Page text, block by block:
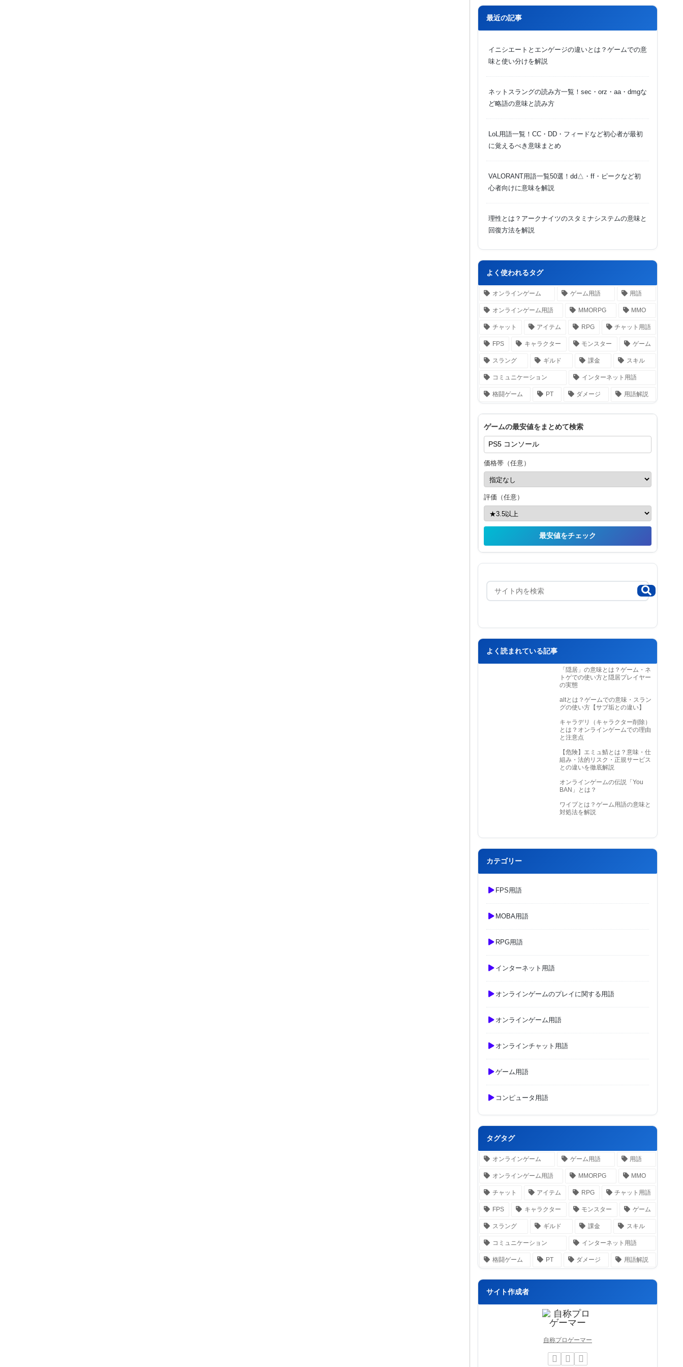
最近の記事
イニシエートとエンゲージの違いとは？ゲームでの意
味と使い分けを解説
ネットスラングの読み方一覧！sec・orz・aa・dmgな
ど略語の意味と読み方
LoL用語一覧！CC・DD・フィードなど初心者が最初
に覚えるべき意味まとめ
VALORANT用語一覧50選！dd△・ff・ピークなど初
心者向けに意味を解説
理性とは？アークナイツのスタミナシステムの意味と
回復方法を解説
よく使われるタグ
オンラインゲーム ゲーム用語 用語
オンラインゲーム用語 MMORPG MMO
チャット アイテム RPG チャット用語
FPS キャラクター モンスター ゲーム
スラング ギルド 課金 スキル
コミュニケーション インターネット用語
格闘ゲーム PT ダメージ 用語解説
ゲームの最安値をまとめて検索
価格帯（任意）
評価（任意）
最安値をチェック
よく読まれている記事
「隠居」の意味とは？ゲーム・ネ
トゲでの使い方と隠居プレイヤー
の実態
altとは？ゲームでの意味・スラン
グの使い方【サブ垢との違い】
キャラデリ（キャラクター削除）
とは？オンラインゲームでの理由
と注意点
【危険】エミュ鯖とは？意味・仕
組み・法的リスク・正規サービス
との違いを徹底解説
オンラインゲームの伝説「You
BAN」とは？
ワイプとは？ゲーム用語の意味と
対処法を解説
カテゴリー
FPS用語
MOBA用語
RPG用語
インターネット用語
オンラインゲームのプレイに関する用語
オンラインゲーム用語
オンラインチャット用語
ゲーム用語
コンピュータ用語
タグタグ
オンラインゲーム ゲーム用語 用語
オンラインゲーム用語 MMORPG MMO
チャット アイテム RPG チャット用語
FPS キャラクター モンスター ゲーム
スラング ギルド 課金 スキル
コミュニケーション インターネット用語
格闘ゲーム PT ダメージ 用語解説
サイト作成者
自称プロゲーマー